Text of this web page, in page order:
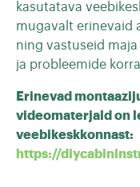
kasutatava
mugavalt erinevaid
ning vastuseid
ja probleemide
Erinevad
videomaterjald on
veebikeskkonnast:
https://